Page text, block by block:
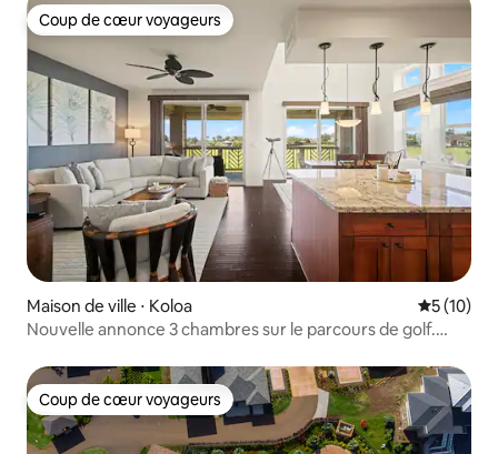
Coup de cœur voyageurs
Coup de cœur voyageurs
Maison de ville ⋅ Koloa
5 (10)
Nouvelle annonce 3 chambres sur le parcours de golf.
Coup de cœur voyageurs
Coup de cœur voyageurs